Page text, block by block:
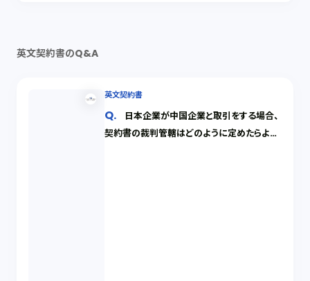
英文契約書のQ&A
英文契約書
日本企業が中国企業と取引をする場合、
契約書の裁判管轄はどのように定めたらよい